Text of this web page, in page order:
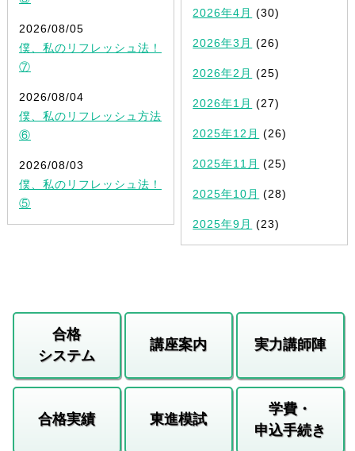
2026/08/05
僕、私のリフレッシュ法！
⑦
2026/08/04
僕、私のリフレッシュ方法
⑥
2026/08/03
僕、私のリフレッシュ法！
⑤
2026年4月 (30)
2026年3月 (26)
2026年2月 (25)
2026年1月 (27)
2025年12月 (26)
2025年11月 (25)
2025年10月 (28)
2025年9月 (23)
合格
システム
講座案内 実力講師陣
合格実績 東進模試
学費・
申込手続き